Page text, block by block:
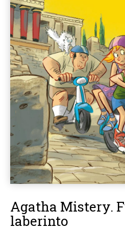
Agatha Mistery.
laberinto